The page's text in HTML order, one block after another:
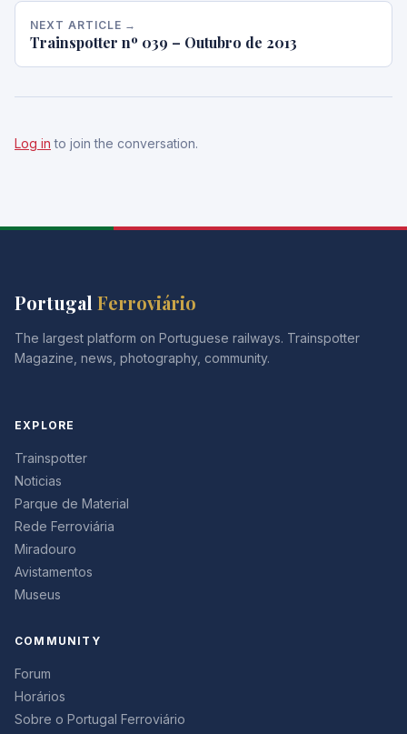
NEXT ARTICLE →
Trainspotter nº 039 – Outubro de 2013
Log in to join the conversation.
Portugal Ferroviário
The largest platform on Portuguese railways. Trainspotter
Magazine, news, photography, community.
EXPLORE
Trainspotter
Noticias
Parque de Material
Rede Ferroviária
Miradouro
Avistamentos
Museus
COMMUNITY
Forum
Horários
Sobre o Portugal Ferroviário